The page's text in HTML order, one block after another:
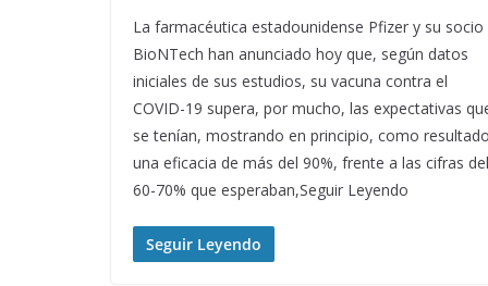
La farmacéutica estadounidense Pfizer y su socio
BioNTech han anunciado hoy que, según datos
iniciales de sus estudios, su vacuna contra el
COVID-19 supera, por mucho, las expectativas
se tenían, mostrando en principio, como
una eficacia de más del 90%, frente a las cifras del
60-70% que esperaban,Seguir Leyendo
Seguir Leyendo